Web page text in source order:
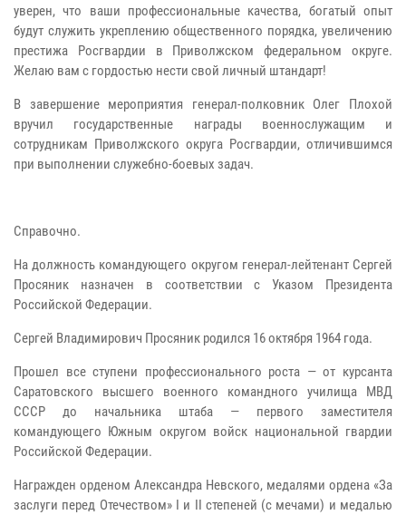
уверен, что ваши профессиональные качества, богатый опыт
будут служить укреплению общественного порядка, увеличению
престижа Росгвардии в Приволжском федеральном округе.
Желаю вам с гордостью нести свой личный штандарт!
В завершение мероприятия генерал-полковник Олег Плохой
вручил государственные награды военнослужащим и
сотрудникам Приволжского округа Росгвардии, отличившимся
при выполнении служебно-боевых задач.
Справочно.
На должность командующего округом генерал-лейтенант Сергей
Просяник назначен в соответствии с Указом Президента
Российской Федерации.
Сергей Владимирович Просяник родился 16 октября 1964 года.
Прошел все ступени профессионального роста — от курсанта
Саратовского высшего военного командного училища МВД
СССР до начальника штаба — первого заместителя
командующего Южным округом войск национальной гвардии
Российской Федерации.
Награжден орденом Александра Невского, медалями ордена «За
заслуги перед Отечеством» I и II степеней (с мечами) и медалью